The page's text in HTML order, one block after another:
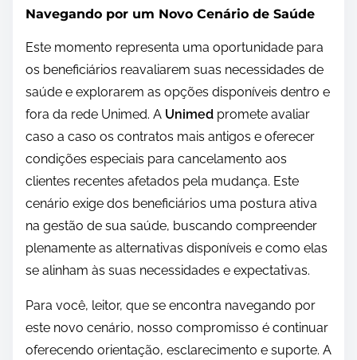
Navegando por um Novo Cenário de Saúde
Este momento representa uma oportunidade para
os beneficiários reavaliarem suas necessidades de
saúde e explorarem as opções disponíveis dentro e
fora da rede Unimed. A Unimed promete avaliar
caso a caso os contratos mais antigos e oferecer
condições especiais para cancelamento aos
clientes recentes afetados pela mudança. Este
cenário exige dos beneficiários uma postura ativa
na gestão de sua saúde, buscando compreender
plenamente as alternativas disponíveis e como elas
se alinham às suas necessidades e expectativas.
Para você, leitor, que se encontra navegando por
este novo cenário, nosso compromisso é continuar
oferecendo orientação, esclarecimento e suporte. A